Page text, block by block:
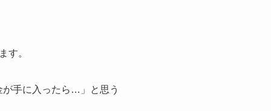
す。
が手に入ったら…」と思う